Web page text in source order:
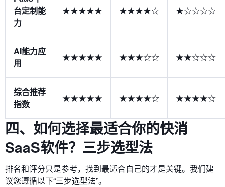
台定制能
力
★★★★★ ★★★★☆ ★☆☆☆☆
AI能力应
用
★★★★★ ★★★☆☆ ★★☆☆☆
综合推荐
指数
★★★★★ ★★★★☆ ★★★★☆
四、如何选择最适合你的快消
SaaS软件？三步选型法
排名和评分只是参考，找到最适合自己的才是关键。我们建
议您遵循以下“三步选型法”。